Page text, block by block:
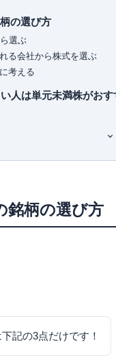
いくらいわかる本
しっかりわかる教科書
だけノート
黄金ルール87
の選び方
選ぶ
る会社から株式を選ぶ
考える
人は単元未満株がおす
低位株5選
銘柄6選
銘柄の選び方
記の3点だけです！